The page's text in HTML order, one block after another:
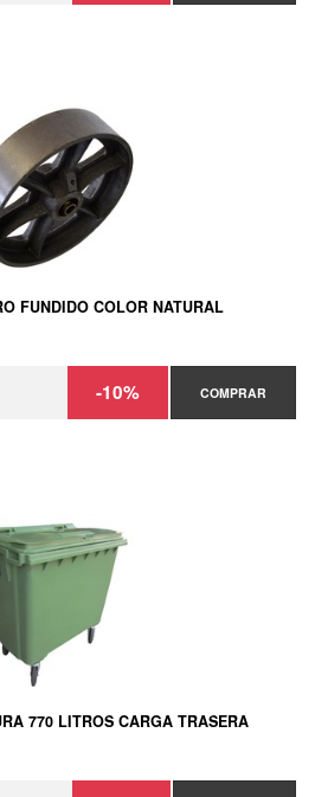
FUNDIDO COLOR NATURAL
-10% COMPRAR
770 LITROS CARGA TRASERA